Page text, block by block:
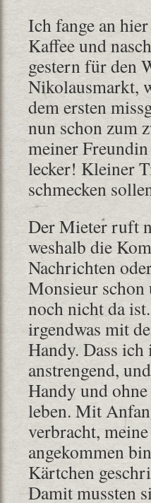
Ich fange an
Kaffee und
gestern für den
Nikolausmarkt,
dem ersten
nun schon zum
meiner
lecker! Kleiner
schmecken
Der Mieter ruft
weshalb die
Nachrichten
Monsieur schon
noch nicht da
irgendwas mit
Handy. Dass
anstrengend,
Handy und
leben. Mit
verbracht,
angekommen
Kärtchen
Damit mussten